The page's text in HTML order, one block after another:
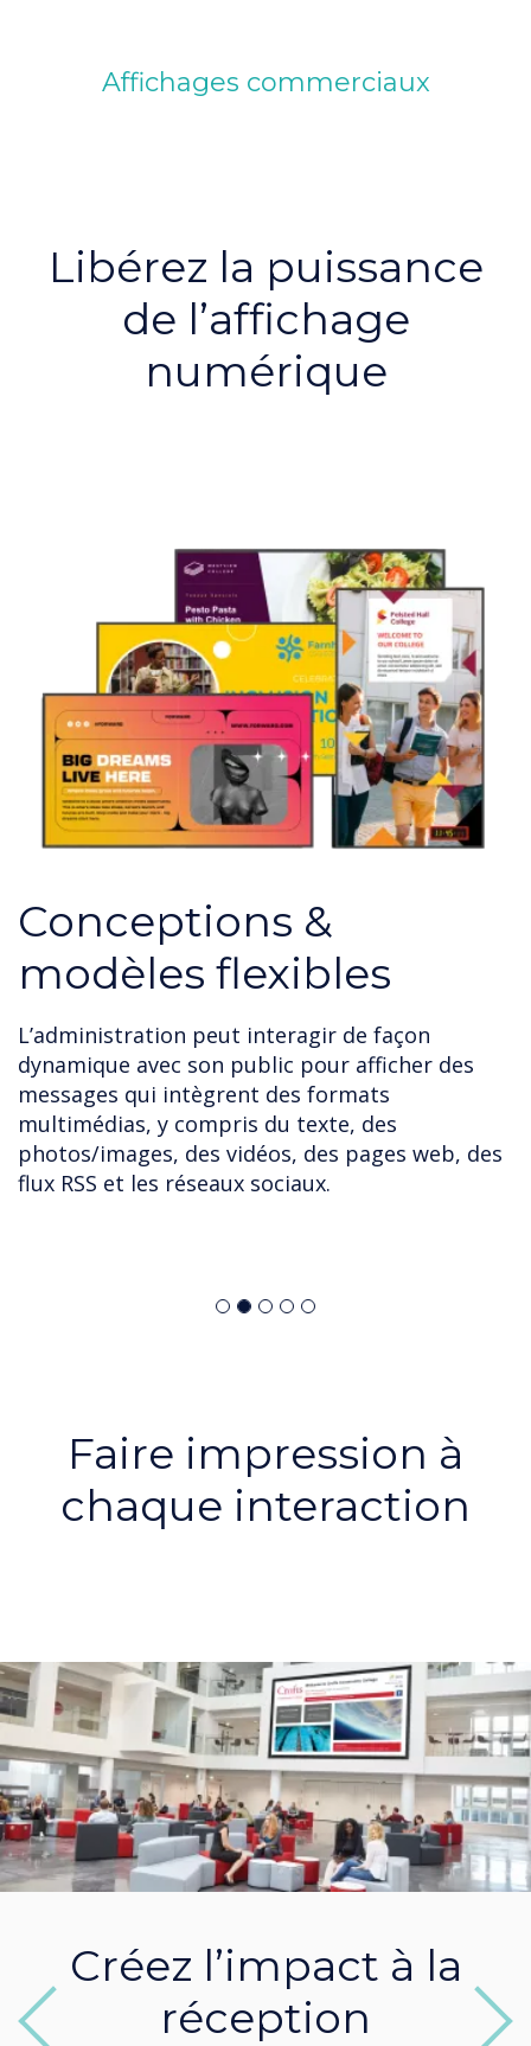
Affichages commerciaux
Libérez la puissance
de l’affichage
numérique
Conceptions &
modèles flexibles
L’administration peut interagir de façon
dynamique avec son public pour afficher des
messages qui intègrent des formats
multimédias, y compris du texte, des
photos/images, des vidéos, des pages web, des
flux RSS et les réseaux sociaux.
Faire impression à
chaque interaction
Créez l’impact à la
réception
Next